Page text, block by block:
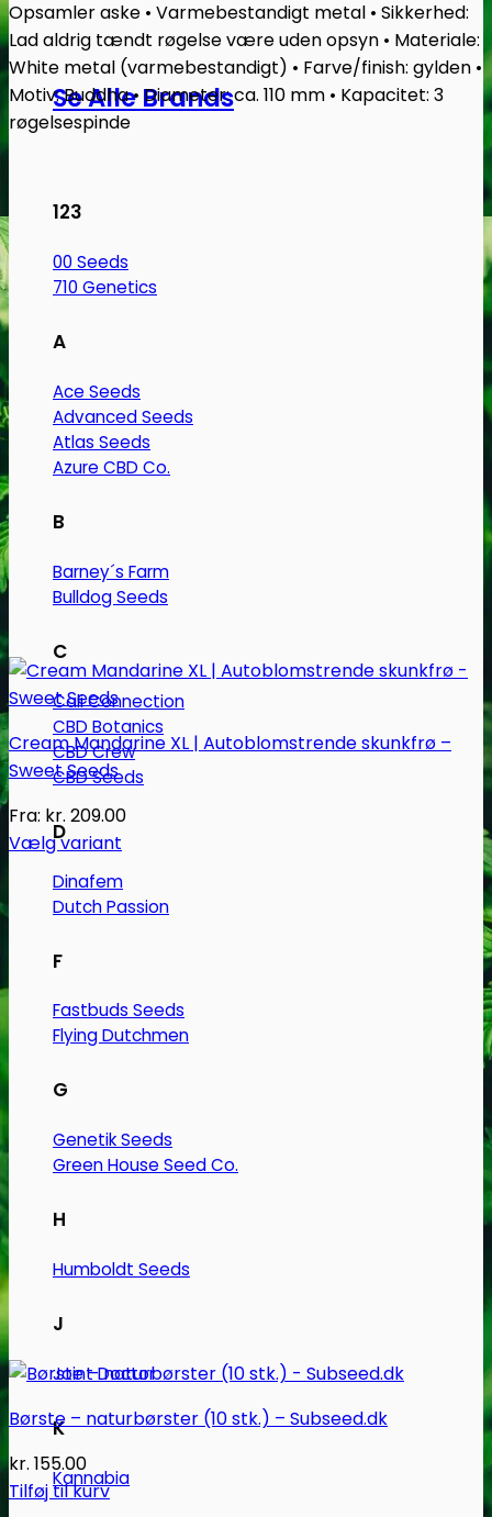
Se Alle Brands
123
00 Seeds
710 Genetics
A
Ace Seeds
Advanced Seeds
Atlas Seeds
Azure CBD Co.
B
Barney´s Farm
Bulldog Seeds
C
Cali Connection
CBD Botanics
CBD Crew
CBD Seeds
D
Dinafem
Dutch Passion
F
Fastbuds Seeds
Flying Dutchmen
G
Genetik Seeds
Green House Seed Co.
H
Humboldt Seeds
J
Joint Doctor
K
Kannabia
Opsamler aske • Varmebestandigt metal • Sikkerhed:
Lad aldrig tændt røgelse være uden opsyn • Materiale:
White metal (varmebestandigt) • Farve/finish: gylden •
Motiv: Buddha • Diameter: ca. 110 mm • Kapacitet: 3
røgelsespinde
Cream Mandarine XL | Autoblomstrende skunkfrø –
Sweet Seeds
Fra: kr. 209.00
Vælg variant
Dette
har
Mulighederne
kan
på
varesiden
Børste – naturbørster (10 stk.) – Subseed.dk
kr. 155.00
Tilføj til kurv